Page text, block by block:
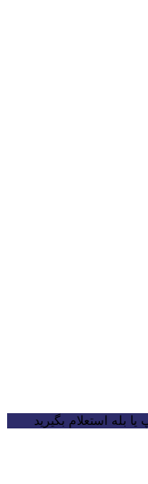
بله استعلام بگیرید